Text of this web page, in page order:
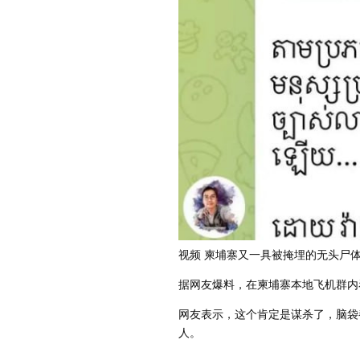
视频 柬埔寨又一具被掩埋的无头尸
据网友爆料，在柬埔寨本地飞机群
网友表示，这个肯定是谋杀了，脑
人。